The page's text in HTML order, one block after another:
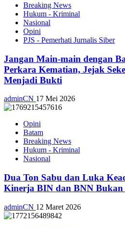
Breaking News
Hukum - Kriminal
Nasional
Opini
PJS - Pemerhati Jurnalis Siber
Jangan Main-main dengan
Perkara Kematian, Jejak
Menjadi Bukti
adminCN 17 Mei 2026
Opini
Batam
Breaking News
Hukum - Kriminal
Nasional
Dua Ton Sabu dan Luka
Kinerja BIN dan BNN Bukan
adminCN 12 Maret 2026